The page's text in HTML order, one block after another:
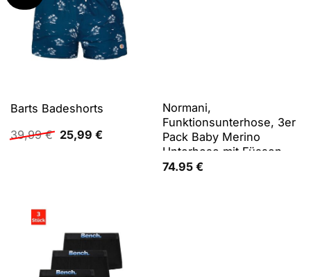
Barts Badeshorts
39,99€ Ursprünglicher
Preis
25,99 €Aktueller
Normani,
Funktionsunterhose, 3er
Pack Baby Merino
Unterhose mit Füssen -
9543 (74), Beige,
74.95 €